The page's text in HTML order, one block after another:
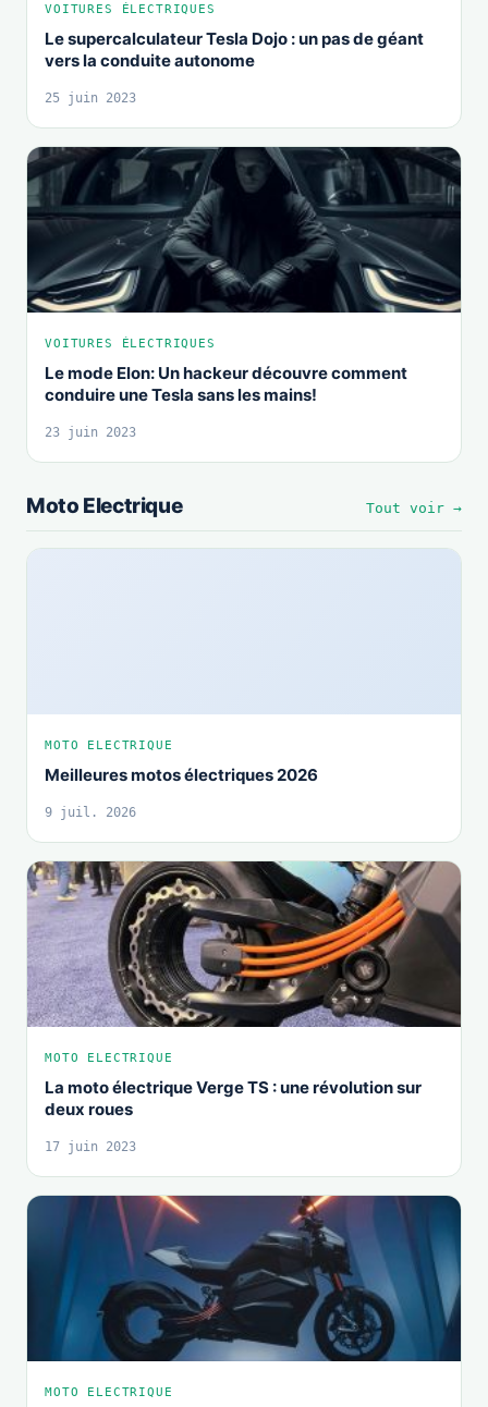
VOITURES ÉLECTRIQUES
Le supercalculateur Tesla Dojo : un pas de géant
vers la conduite autonome
25 juin 2023
VOITURES ÉLECTRIQUES
Le mode Elon: Un hackeur découvre comment
conduire une Tesla sans les mains!
23 juin 2023
Moto Electrique Tout voir →
MOTO ELECTRIQUE
Meilleures motos électriques 2026
9 juil. 2026
MOTO ELECTRIQUE
La moto électrique Verge TS : une révolution sur
deux roues
17 juin 2023
MOTO ELECTRIQUE